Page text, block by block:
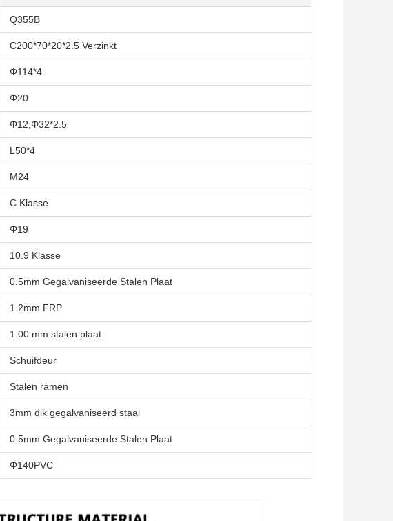
Q355B
C200*70*20*2.5 Verzinkt
Φ114*4
Φ20
Φ12,Φ32*2.5
L50*4
M24
C Klasse
Φ19
10.9 Klasse
0.5mm Gegalvaniseerde Stalen Plaat
1.2mm FRP
1.00 mm stalen plaat
Schuifdeur
Stalen ramen
3mm dik gegalvaniseerd staal
0.5mm Gegalvaniseerde Stalen Plaat
Φ140PVC